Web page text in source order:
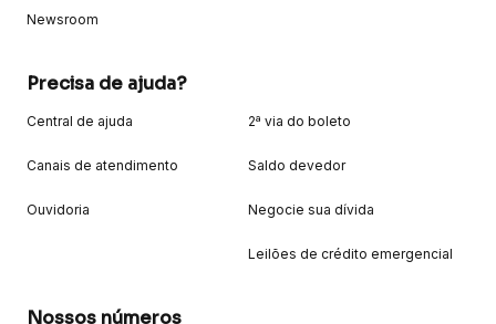
Newsroom
Precisa de ajuda?
Central de ajuda
Canais de atendimento
Ouvidoria
2ª via do boleto
Saldo devedor
Negocie sua dívida
Leilões de crédito emergencial
Nossos números